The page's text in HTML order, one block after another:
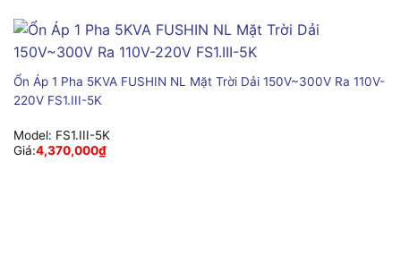
Ổn Áp 1 Pha 5KVA FUSHIN NL Mặt Trời Dải 150V~300V Ra 110V-
220V FS1.III-5K
Model: FS1.III-5K
Giá:4,370,000₫